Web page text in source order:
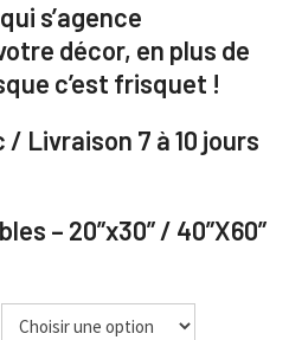
s’agence
décor, en plus de
c’est frisquet !
/ Livraison 7 à 10 jours
– 20”x30” / 40”X60”